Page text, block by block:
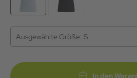
Ausgewählte Größe: S
In den